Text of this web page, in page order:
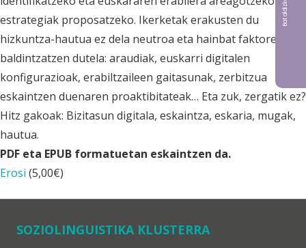
estrategiak proposatzeko. Ikerketak erakusten du
hizkuntza-hautua ez dela neutroa eta hainbat faktorek
baldintzatzen dutela: araudiak, euskarri digitalen
konfigurazioak, erabiltzaileen gaitasunak, zerbitzua
eskaintzen duenaren proaktibitateak… Eta zuk, zergatik ez?
Hitz gakoak: Bizitasun digitala, eskaintza, eskaria, mugak,
hautua.
PDF eta EPUB formatuetan eskaintzen da.
Erosi (5,00€)
SOZIOLINGUISTIKA KLUSTERRA